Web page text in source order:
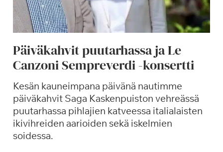
Päiväkahvit puutarhassa ja Le
Canzoni Sempreverdi -konsertti
Kesän kauneimpana päivänä nautimme
päiväkahvit Saga Kaskenpuiston vehreässä
puutarhassa pihlajien katveessa italialaisten
ikivihreiden aarioiden sekä iskelmien
soidessa.